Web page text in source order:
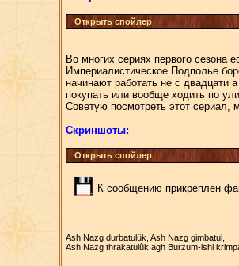
Во многих сериях первого сезона
Империалистическое Подполье
начинают работать не с двадцати
покупать или вообще ходить по
Советую посмотреть этот сериал,
Скриншоты:
К сообщению прикреплен
Ash Nazg durbatulûk, Ash Nazg gimbatul,
Ash Nazg thrakatulûk agh Burzum-ishi